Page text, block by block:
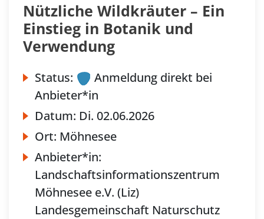
Nützliche Wildkräuter – Ein
Einstieg in Botanik und
Verwendung
Status:
Anmeldung direkt bei
Anbieter*in
Datum: Di. 02.06.2026
Ort: Möhnesee
Anbieter*in:
Landschaftsinformationszentrum
Möhnesee e.V. (Liz)
Landesgemeinschaft Naturschutz